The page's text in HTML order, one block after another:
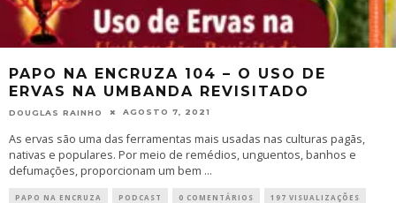
PAPO NA ENCRUZA 104 – O USO DE
ERVAS NA UMBANDA REVISITADO
DOUGLAS RAINHO AGOSTO 7, 2021
As ervas são uma das ferramentas mais usadas nas culturas pagãs,
nativas e populares. Por meio de remédios, unguentos, banhos e
defumações, proporcionam um bem ...
PAPO NA ENCRUZA PODCAST 0 COMENTÁRIOS 197 VISUALIZAÇÕES